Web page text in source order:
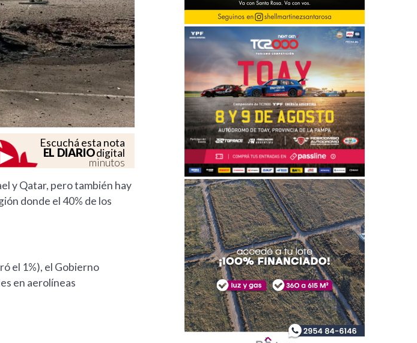
Escuchá esta nota
EL DIARIOdigital
minutos
y Qatar, pero también hay
donde el 40% de los
el 1%), el Gobierno
en aerolíneas